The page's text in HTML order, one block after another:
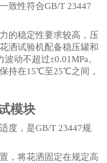
致性符合GB/T 23447
的稳定性要求较高，压
洒试验机配备稳压罐和
动不超过±0.01MPa。
持在15℃至25℃之间，
模块
度，是GB/T 23447规
，将花洒固定在规定高